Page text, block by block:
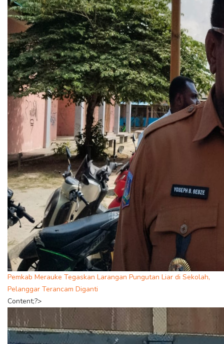
Pemkab Merauke Tegaskan Larangan Pungutan Liar di Sekolah,
Pelanggar Terancam Diganti
Content;?>